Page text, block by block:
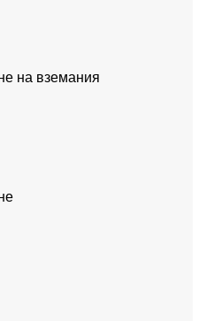
на вземания